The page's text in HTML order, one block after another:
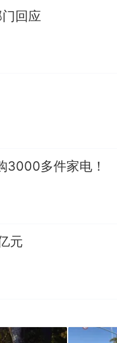
回应
3000多件家电！
元